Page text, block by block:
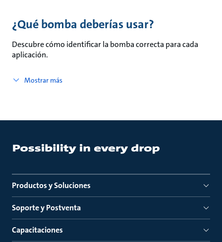
¿Qué bomba deberías usar?
Descubre cómo identificar la bomba correcta para cada
aplicación.
Mostrar más
Productos y Soluciones
Soporte y Postventa
Capacitaciones